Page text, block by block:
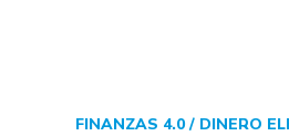
FINANZAS 4.0 / DINERO